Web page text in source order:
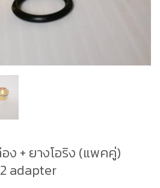
ง + ยางโอริง (แพคคู่)
adapter